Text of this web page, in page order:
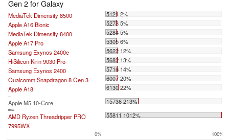
Gen 2 for Galaxy
MediaTek Dimensity 8500
5121 2%
Apple A16 Bionic
5273 5%
MediaTek Dimensity 8400
5284 5%
Apple A17 Pro
5305 6%
Samsung Exynos 2400e
5622 12%
HiSilicon Kirin 9030 Pro
5682 13%
Samsung Exynos 2400
5716 14%
Qualcomm Snapdragon 8 Gen 3
6007 20%
Apple A18
6130 22%
...
Apple M5 10-Core 15736 213%
max:
AMD Ryzen Threadripper PRO
7995WX
55811 1012%
0% 100%